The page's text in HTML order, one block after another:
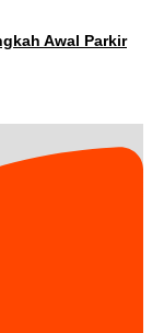
Awal Parkir